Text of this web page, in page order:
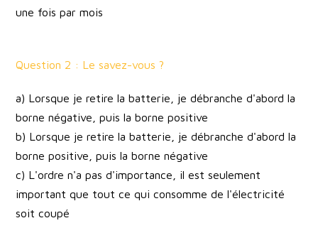
une fois par mois
Question 2 : Le savez-vous ?
a) Lorsque je retire la batterie, je débranche d'abord la
borne négative, puis la borne positive
b) Lorsque je retire la batterie, je débranche d'abord la
borne positive, puis la borne négative
c) L'ordre n'a pas d'importance, il est seulement
important que tout ce qui consomme de l'électricité
soit coupé